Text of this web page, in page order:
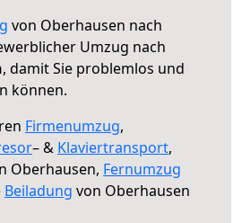
von Oberhausen nach
Umzug nach
, damit Sie problemlos und
können.
Firmenumzug,
– & Klaviertransport,
Oberhausen, Fernumzug
Beiladung von Oberhausen